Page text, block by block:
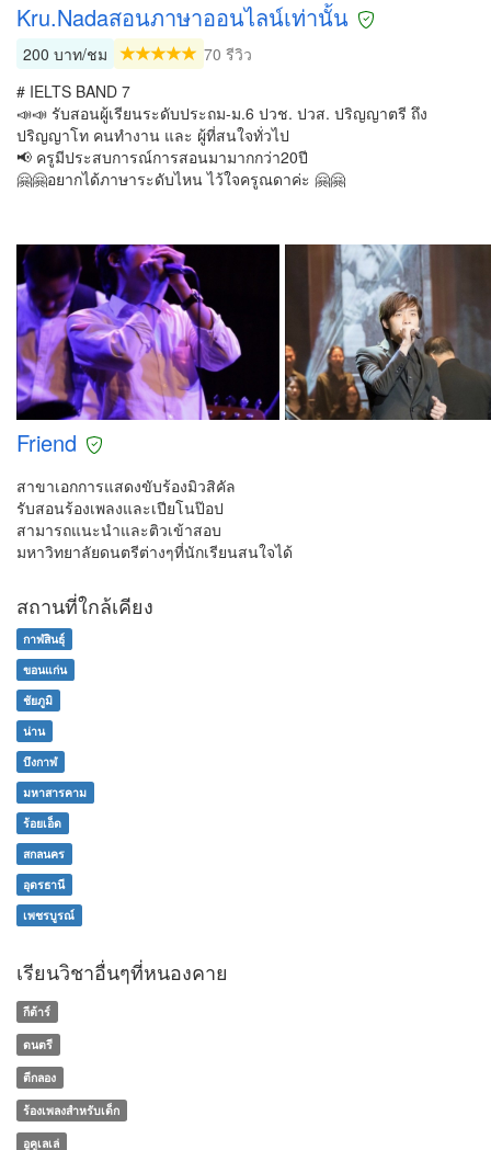
Kru.Nadaสอนภาษาออนไลน์เท่านั้น
200 บาท/ชม
70 รีวิว
# IELTS BAND 7
📣📣 รับสอนผู้เรียนระดับประถม-ม.6 ปวช. ปวส. ปริญญาตรี ถึง
ปริญญาโท คนทำงาน และ ผู้ที่สนใจทั่วไป
📢 ครูมีประสบการณ์การสอนมามากกว่า20ปี
🤗🤗อยากได้ภาษาระดับไหน ไว้ใจครูณดาค่ะ 🤗🤗
Friend
สาขาเอกการแสดงขับร้องมิวสิคัล
รับสอนร้องเพลงและเปียโนป๊อป
สามารถแนะนำและติวเข้าสอบ
มหาวิทยาลัยดนตรีต่างๆที่นักเรียนสนใจได้
สถานที่ใกล้เคียง
กาฬสินธุ์
ขอนแก่น
ชัยภูมิ
น่าน
บึงกาฬ
มหาสารคาม
ร้อยเอ็ด
สกลนคร
อุดรธานี
เพชรบูรณ์
เรียนวิชาอื่นๆที่หนองคาย
กีต้าร์
ดนตรี
ตีกลอง
ร้องเพลงสำหรับเด็ก
อูคูเลเล่